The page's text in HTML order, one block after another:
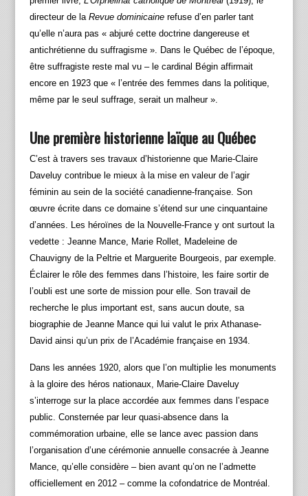
directeur de la Revue dominicainerefuse d’en parler tant
qu’elle n’aura pas « abjuré cette doctrine dangereuse et
antichrétienne du suffragisme ». Dans le Québec de l’époque,
être suffragiste reste mal vu – le cardinal Bégin affirmait
encore en 1923 que « l’entrée des femmes dans la politique,
même par le seul suffrage, serait un malheur ».
Une première historienne laïque au Québec
C’est à travers ses travaux d’historienne que Marie-Claire
Daveluy contribue le mieux à la mise en valeur de l’agir
féminin au sein de la société canadienne-française. Son
œuvre écrite dans ce domaine s’étend sur une cinquantaine
d’années. Les héroïnes de la Nouvelle-France y ont surtout la
vedette : Jeanne Mance, Marie Rollet, Madeleine de
Chauvigny de la Peltrie et Marguerite Bourgeois, par exemple.
Éclairer le rôle des femmes dans l’histoire, les faire sortir de
l’oubli est une sorte de mission pour elle. Son travail de
recherche le plus important est, sans aucun doute, sa
biographie de Jeanne Mance qui lui valut le prix Athanase-
David ainsi qu’un prix de l’Académie française en 1934.
Dans les années 1920, alors que l’on multiplie les monuments
à la gloire des héros nationaux, Marie‑Claire Daveluy
s’interroge sur la place accordée aux femmes dans l’espace
public. Consternée par leur quasi‑absence dans la
commémoration urbaine, elle se lance avec passion dans
l’organisation d’une cérémonie annuelle consacrée à Jeanne
Mance, qu’elle considère – bien avant qu’on ne l’admette
officiellement en 2012 – comme la cofondatrice de Montréal.